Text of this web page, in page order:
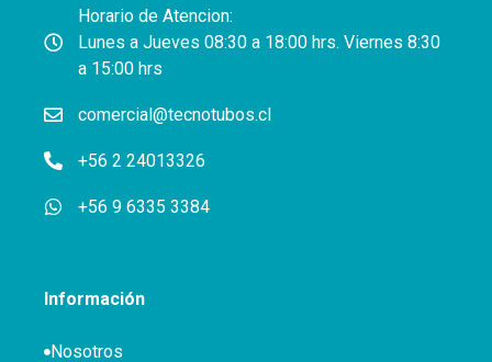
Horario de Atencion:
Lunes a Jueves 08:30 a 18:00 hrs. Viernes 8:30
a 15:00 hrs
comercial@tecnotubos.cl
+56 2 24013326
+56 9 6335 3384
Información
Nosotros